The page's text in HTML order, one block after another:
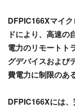
DFPIC166Xマイ
ドにより、高速の
電力のリモートト
グデバイスおよび
費電力に制限のあ
DFPIC166Xには